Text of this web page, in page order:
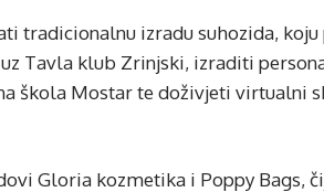
tradicionalnu izradu suhozida,
Tavla klub Zrinjski, izraditi
škola Mostar te doživjeti virtualni
Gloria kozmetika i Poppy Bags,